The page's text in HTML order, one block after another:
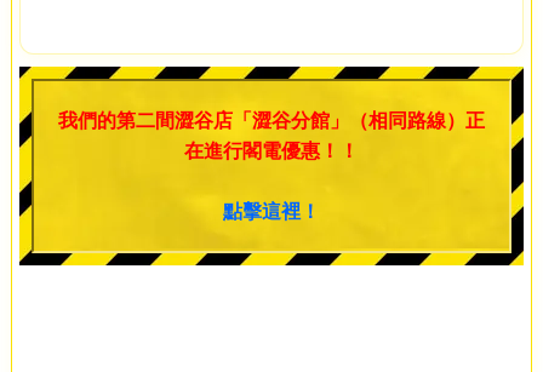
我們的第二間澀谷店「澀谷分館」（相同路線）正
在進行閣電優惠！！
點擊這裡！